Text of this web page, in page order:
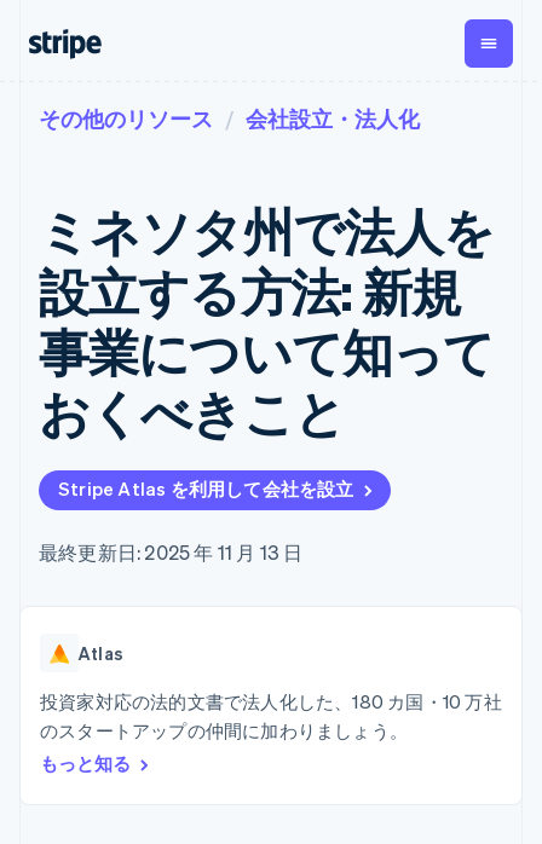
支払い
オンライン決
済
Managed
Payments
マーチャント
オブレコード
ソリューショ
ン
Payment links
コーディング
不要の決済ペ
ージ
Checkout
UI
Elements
ポーネント
決済手段
済手段を利用
対面支払い
Boost
決済成功率の
Link
収益
経常収益
Metronome
従量課金
サブスクリ
プション
サブスクリ
プションの
1 回限りまた
は継続
消費税と
VAT の自動
Recognition
自動化
ポート
Data
Pipeline
資金管
Global
Payouts
第三者
への入
金
イス
プラッ
決済の
企業規模別
ユースケース別
エージェンティックコマ
ース
E コマース / ECサイト
埋込型金融
請求・財務関連
アプリ内決済
マーケットプレイス
資金管理
SaaS
AI 企業
クリエイターエコノミ―
ドキュメント
ライブラリと SDK
Stripe Apps
ガイド
オンライン決済を受け付
け
構築済みの決済を実装
マーケットプレイスを構
築する
サブスクリプションを管
従量課金請求を提供
のカードを発行
学ぶ
ガイド
サポート
サポートに問い合わせる
管理サポートプラン
プロフェッショナルサー
ビス
その他のリソース 会社設立・法人化
ミネソタ州で法人を
設立する方法: 新規
事業について知って
おくべきこと
Stripe Atlas を利用して会社を設立
最終更新日: 2025 年 11 月 13 日
Atlas
投資家対応の法的文書で法人化した、180 カ国・10 万社
のスタートアップの仲間に加わりましょう。
もっと知る